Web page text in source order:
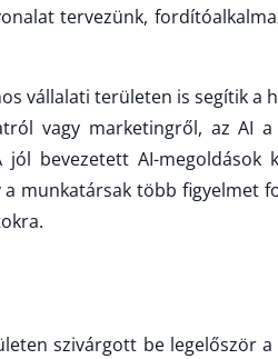
tervezünk,
vállalati területen is segítik a
vagy marketingről, az AI
bevezetett AI-megoldások
munkatársak több figyelmet
szivárgott be legelőször